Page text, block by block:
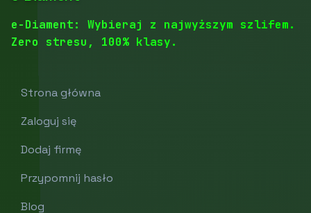
e-Diament: Wybieraj z najwyższym szlifem.
Zero stresu, 100% klasy.
Strona główna
Zaloguj się
Dodaj firmę
Przypomnij hasło
Blog